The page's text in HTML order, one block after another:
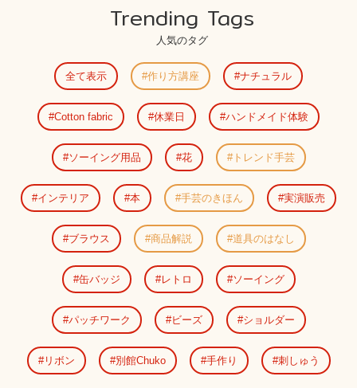
Trending Tags
人気のタグ
全て表示 作り方講座 ナチュラル
Cotton fabric 休業日 ハンドメイド体験
ソーイング用品 花 トレンド手芸
インテリア 本 手芸のきほん 実演販売
ブラウス 商品解説 道具のはなし
缶バッジ レトロ ソーイング
パッチワーク ビーズ ショルダー
リボン 別館Chuko 手作り 刺しゅう